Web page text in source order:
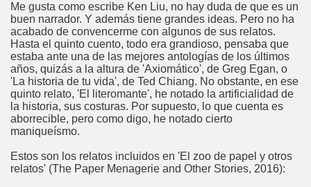
Me gusta como escribe Ken Liu, no hay duda de que es un
buen narrador. Y además tiene grandes ideas. Pero no ha
acabado de convencerme con algunos de sus relatos.
Hasta el quinto cuento, todo era grandioso, pensaba que
estaba ante una de las mejores antologías de los últimos
años, quizás a la altura de 'Axiomático', de Greg Egan, o
'La historia de tu vida', de Ted Chiang. No obstante, en ese
quinto relato, 'El literomante', he notado la artificialidad de
la historia, sus costuras. Por supuesto, lo que cuenta es
aborrecible, pero como digo, he notado cierto
maniqueísmo.
Estos son los relatos incluidos en 'El zoo de papel y otros
relatos' (The Paper Menagerie and Other Stories, 2016):